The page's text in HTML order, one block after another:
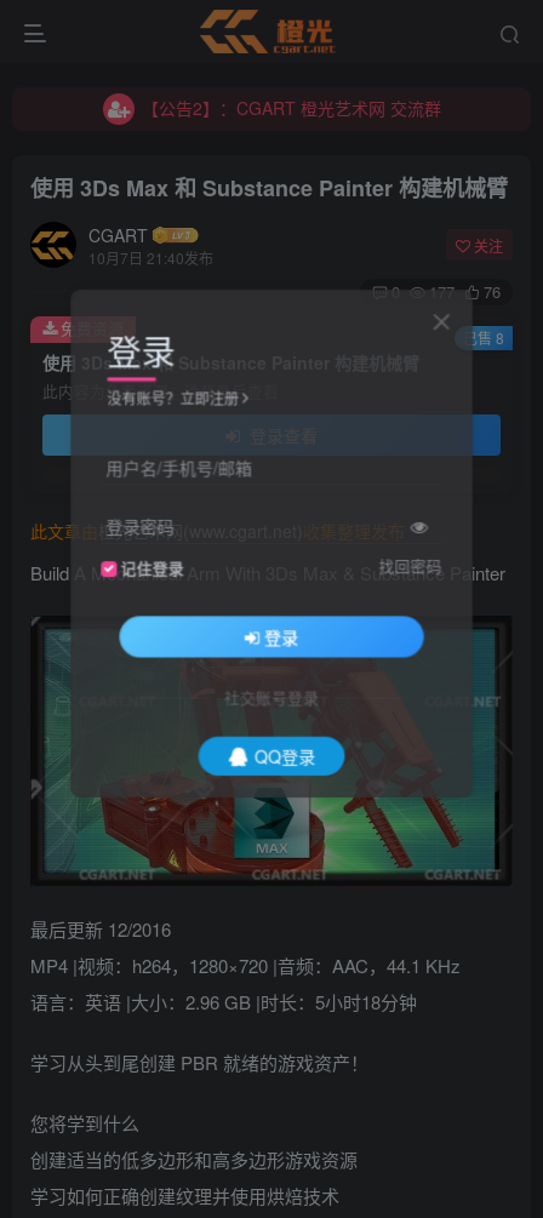
【公告2】：CGART 橙光艺术网 交流群
【公告2】：CGART 橙光艺术网 交流群
使用 3Ds Max 和 Substance Painter 构建机械臂
CGART
10月7日 21:40发布
关注
0 177 76
使用 3Ds Max 和 Substance Painter 构建机械臂
此内容为免费资源，请登录后查看
免费资源 已售 8
此文章由 橙光艺术网(www.cgart.net)
Build A Mechanical Arm With 3Ds Max & Substance Painter
最后更新 12/2016
MP4 |视频：h264，1280×720 |音频：AAC，44.1 KHz
语言：英语 |大小：2.96 GB |时长：5小时18分钟
学习从头到尾创建 PBR 就绪的游戏资产！
您将学到什么
创建适当的低多边形和高多边形游戏资源
学习如何正确创建纹理并使用烘焙技术
登录
没有账号？立即注册
用户名/手机号/邮箱
登录密码
记住登录 找回密码
登录
社交账号登录
QQ登录